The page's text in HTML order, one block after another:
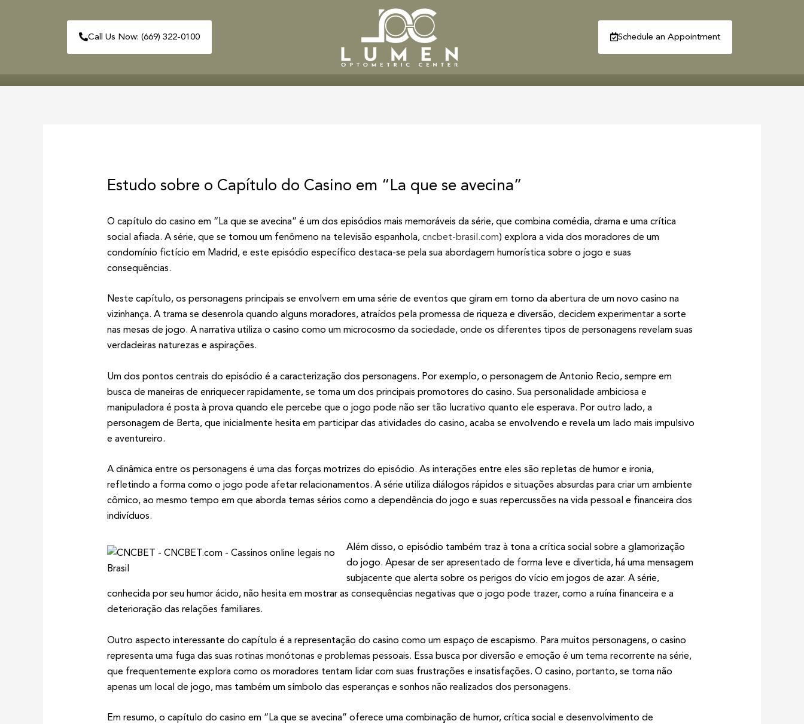
Call Us Now: (669) 322-0100 Schedule an Appointment
Estudo sobre o Capítulo do Casino em “La que se avecina”
O capítulo do casino em “La que se avecina” é um dos episódios mais memoráveis da série, que combina comédia, drama e uma crítica
social afiada. A série, que se tornou um fenômeno na televisão espanhola, cncbet-brasil.com) explora a vida dos moradores de um
condomínio fictício em Madrid, e este episódio específico destaca-se pela sua abordagem humorística sobre o jogo e suas
consequências.
Neste capítulo, os personagens principais se envolvem em uma série de eventos que giram em torno da abertura de um novo casino na
vizinhança. A trama se desenrola quando alguns moradores, atraídos pela promessa de riqueza e diversão, decidem experimentar a sorte
nas mesas de jogo. A narrativa utiliza o casino como um microcosmo da sociedade, onde os diferentes tipos de personagens revelam suas
verdadeiras naturezas e aspirações.
Um dos pontos centrais do episódio é a caracterização dos personagens. Por exemplo, o personagem de Antonio Recio, sempre em
busca de maneiras de enriquecer rapidamente, se torna um dos principais promotores do casino. Sua personalidade ambiciosa e
manipuladora é posta à prova quando ele percebe que o jogo pode não ser tão lucrativo quanto ele esperava. Por outro lado, a
personagem de Berta, que inicialmente hesita em participar das atividades do casino, acaba se envolvendo e revela um lado mais impulsivo
e aventureiro.
A dinâmica entre os personagens é uma das forças motrizes do episódio. As interações entre eles são repletas de humor e ironia,
refletindo a forma como o jogo pode afetar relacionamentos. A série utiliza diálogos rápidos e situações absurdas para criar um ambiente
cômico, ao mesmo tempo em que aborda temas sérios como a dependência do jogo e suas repercussões na vida pessoal e financeira dos
indivíduos.
Além disso, o episódio também traz à tona a crítica social sobre a glamorização
do jogo. Apesar de ser apresentado de forma leve e divertida, há uma mensagem
subjacente que alerta sobre os perigos do vício em jogos de azar. A série,
conhecida por seu humor ácido, não hesita em mostrar as consequências negativas que o jogo pode trazer, como a ruína financeira e a
deterioração das relações familiares.
Outro aspecto interessante do capítulo é a representação do casino como um espaço de escapismo. Para muitos personagens, o casino
representa uma fuga das suas rotinas monótonas e problemas pessoais. Essa busca por diversão e emoção é um tema recorrente na série,
que frequentemente explora como os moradores tentam lidar com suas frustrações e insatisfações. O casino, portanto, se torna não
apenas um local de jogo, mas também um símbolo das esperanças e sonhos não realizados dos personagens.
Em resumo, o capítulo do casino em “La que se avecina” oferece uma combinação de humor, crítica social e desenvolvimento de